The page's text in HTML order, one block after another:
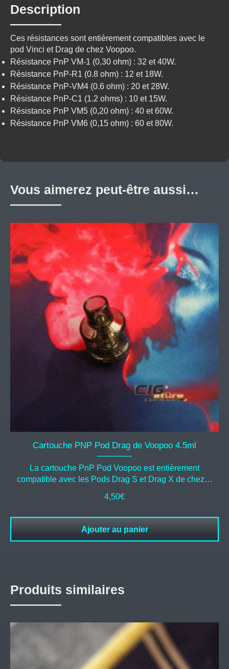
Description
Ces résistances sont entièrement compatibles avec le
pod Vinci et Drag de chez Voopoo.
Résistance PnP VM-1 (0,30 ohm) : 32 et 40W.
Résistance PnP-R1 (0.8 ohm) : 12 et 18W.
Résistance PnP-VM4 (0.6 ohm) : 20 et 28W.
Résistance PnP-C1 (1.2 ohms) : 10 et 15W.
Résistance PnP VM5 (0,20 ohm) : 40 et 60W.
Résistance PnP VM6 (0,15 ohm) : 60 et 80W.
Vous aimerez peut-être aussi…
Cartouche PNP Pod Drag de Voopoo 4.5ml
La cartouche PnP Pod Voopoo est entièrement
compatible avec les Pods Drag S et Drag X de chez…
4,50€
Ajouter au panier
Produits similaires